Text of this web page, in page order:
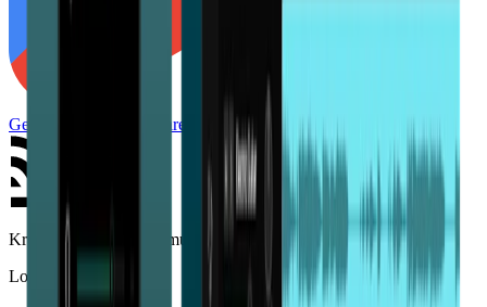
Get it on Zarejestruj się
Kreatywny zestaw dla muzyków
Locale